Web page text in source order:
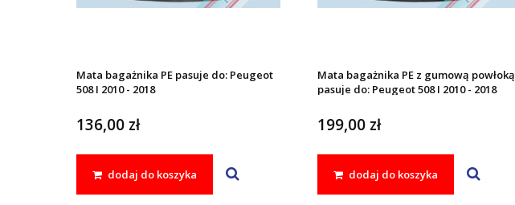
Mata bagażnika PE pasuje do: Peugeot
508 I 2010 - 2018
136,00 zł
dodaj do koszyka
Mata bagażnika PE z gumową powłoką
pasuje do: Peugeot 508 I 2010 - 2018
199,00 zł
dodaj do koszyka